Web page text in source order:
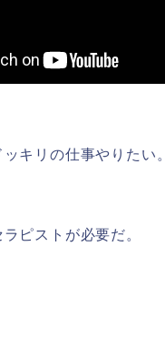
キリの仕事やりたい。
ピストが必要だ。